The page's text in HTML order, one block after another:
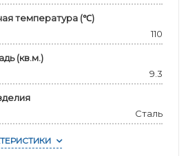
температура (℃)
110
(кв.м.)
9.3
Сталь